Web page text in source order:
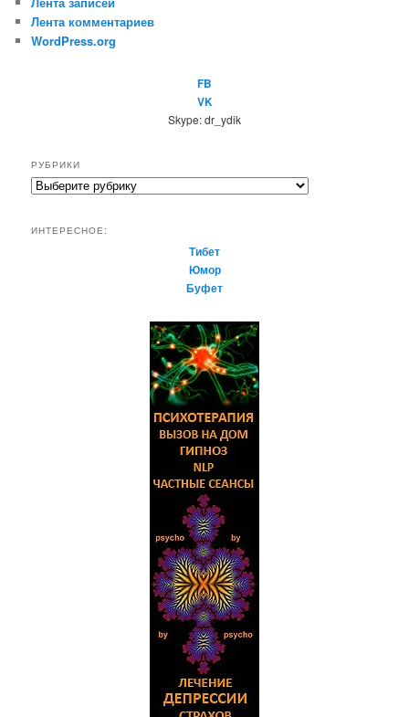
Лента комментариев
WordPress.org
FB
VK
Skype: dr_ydik
РУБРИКИ
Р
р
ИНТЕРЕСНОЕ:
Тибет
Юмор
Буфет